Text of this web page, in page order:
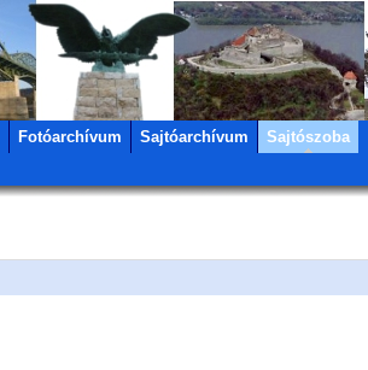
Fotóarchívum Sajtóarchívum
Sajtószoba